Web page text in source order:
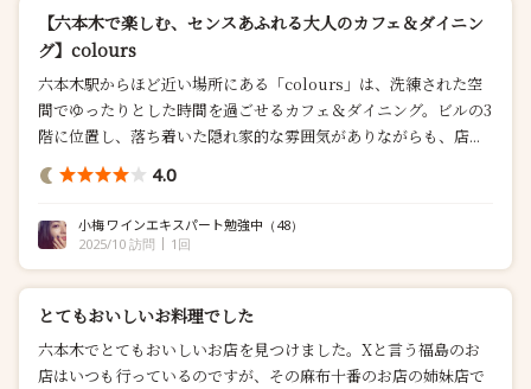
【六本木で楽しむ、センスあふれる大人のカフェ＆ダイニン
グ】colours
六本木駅からほど近い場所にある「colours」は、洗練された空
間でゆったりとした時間を過ごせるカフェ＆ダイニング。ビルの3
階に位置し、落ち着いた隠れ家的な雰囲気がありながらも、店...
4.0
小梅 ワインエキスパート勉強中 （48）
2025/10 訪問
1回
とてもおいしいお料理でした
六本木でとてもおいしいお店を見つけました。Xと言う福島のお
店はいつも行っているのですが、その麻布十番のお店の姉妹店で